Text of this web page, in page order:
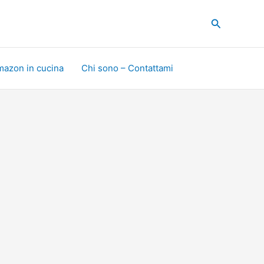
Cerca
in cucina Chi sono – Contattami